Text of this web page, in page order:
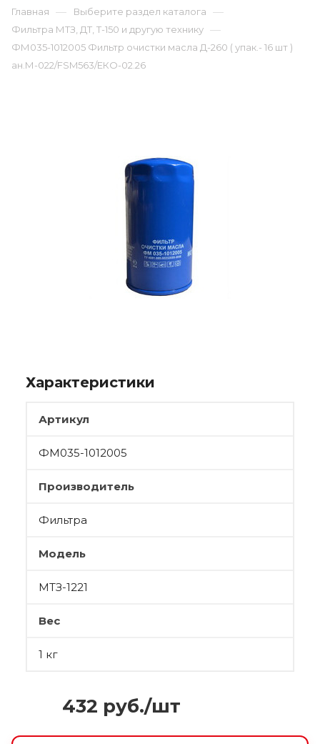
Главная — Выберите раздел каталога —
Фильтра МТЗ, ДТ, Т-150 и другую технику —
ФМ035-1012005 Фильтр очистки масла Д-260 ( упак.- 16 шт )
ан.М-022/FSM563/ЕКО-02.26
Характеристики
Артикул
ФМ035-1012005
Производитель
Фильтра
Модель
МТЗ-1221
Вес
1 кг
432 руб./шт